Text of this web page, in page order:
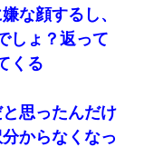
な顔するし、
しょ？返って
くる
思ったんだけ
からなくなっ